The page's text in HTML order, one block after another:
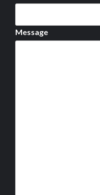
Message